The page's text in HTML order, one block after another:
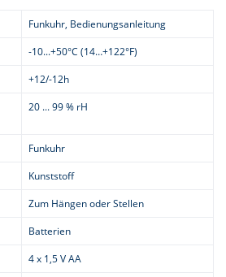
Funkuhr, Bedienungsanleitung
-10...+50°C (14…+122°F)
+12/-12h
20 ... 99 % rH
Funkuhr
Kunststoff
Zum Hängen oder Stellen
Batterien
4 x 1,5 V AA